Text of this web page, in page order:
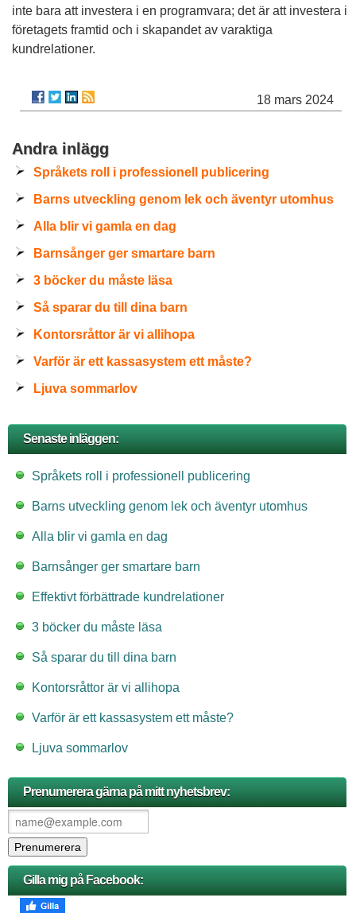
inte bara att investera i en programvara; det är att investera i
företagets framtid och i skapandet av varaktiga
kundrelationer.
18 mars 2024
Andra inlägg
Språkets roll i professionell publicering
Barns utveckling genom lek och äventyr utomhus
Alla blir vi gamla en dag
Barnsånger ger smartare barn
3 böcker du måste läsa
Så sparar du till dina barn
Kontorsråttor är vi allihopa
Varför är ett kassasystem ett måste?
Ljuva sommarlov
Senaste inläggen:
Språkets roll i professionell publicering
Barns utveckling genom lek och äventyr utomhus
Alla blir vi gamla en dag
Barnsånger ger smartare barn
Effektivt förbättrade kundrelationer
3 böcker du måste läsa
Så sparar du till dina barn
Kontorsråttor är vi allihopa
Varför är ett kassasystem ett måste?
Ljuva sommarlov
Prenumerera gärna på mitt nyhetsbrev:
Gilla mig på Facebook: